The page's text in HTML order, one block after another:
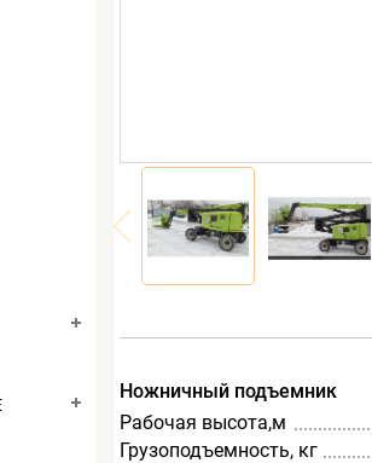
Ножничный подъемник
Рабочая высота,м
Грузоподъемность, кг